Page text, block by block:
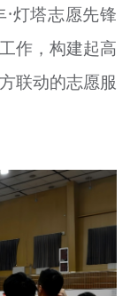
灯塔志愿先锋
作，构建起高
联动的志愿服